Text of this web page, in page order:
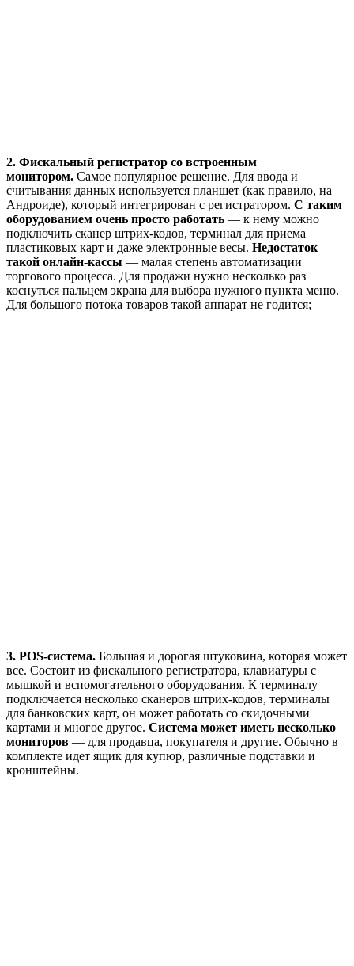
2. Фискальный регистратор со встроенным
монитором. Самое популярное решение. Для ввода и
считывания данных используется планшет (как правило, на
Андроиде), который интегрирован с регистратором. С таким
оборудованием очень просто работать — к нему можно
подключить сканер штрих-кодов, терминал для приема
пластиковых карт и даже электронные весы. Недостаток
такой онлайн-кассы — малая степень автоматизации
торгового процесса. Для продажи нужно несколько раз
коснуться пальцем экрана для выбора нужного пункта меню.
Для большого потока товаров такой аппарат не годится;
3. POS-система. Большая и дорогая штуковина, которая может
все. Состоит из фискального регистратора, клавиатуры с
мышкой и вспомогательного оборудования. К терминалу
подключается несколько сканеров штрих-кодов, терминалы
для банковских карт, он может работать со скидочными
картами и многое другое. Система может иметь несколько
мониторов — для продавца, покупателя и другие. Обычно в
комплекте идет ящик для купюр, различные подставки и
кронштейны.